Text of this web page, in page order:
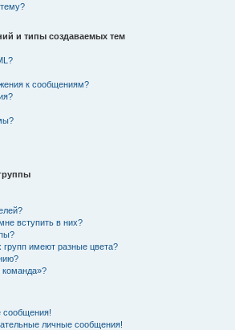
и типы создаваемых тем
к сообщениям?
вступить в них?
имеют разные цвета?
сообщения!
личные сообщения!